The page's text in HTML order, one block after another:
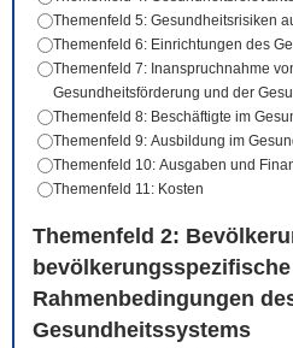
Themenfeld 5: Gesundheitsrisiken
Themenfeld 6: Einrichtungen des
Themenfeld 7: Inanspruchnahme
Gesundheitsförderung und der
Themenfeld 8: Beschäftigte im
Themenfeld 9: Ausbildung im
Themenfeld 10: Ausgaben und
Themenfeld 11: Kosten
Themenfeld 2:
bevölkerungsspezifische
Rahmenbedingungen
Gesundheitssystems